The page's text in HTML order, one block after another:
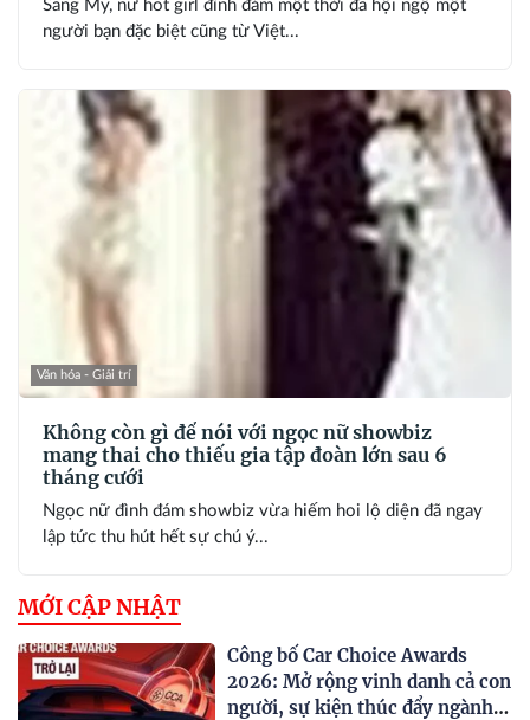
Sang Mỹ, nữ hot girl đình đám một thời đã hội ngộ một
người bạn đặc biệt cũng từ Việt...
Văn hóa - Giải trí
Không còn gì để nói với ngọc nữ showbiz
mang thai cho thiếu gia tập đoàn lớn sau 6
tháng cưới
Ngọc nữ đình đám showbiz vừa hiếm hoi lộ diện đã ngay
lập tức thu hút hết sự chú ý...
MỚI CẬP NHẬT
Công bố Car Choice Awards
2026: Mở rộng vinh danh cả con
người, sự kiện thúc đẩy ngành